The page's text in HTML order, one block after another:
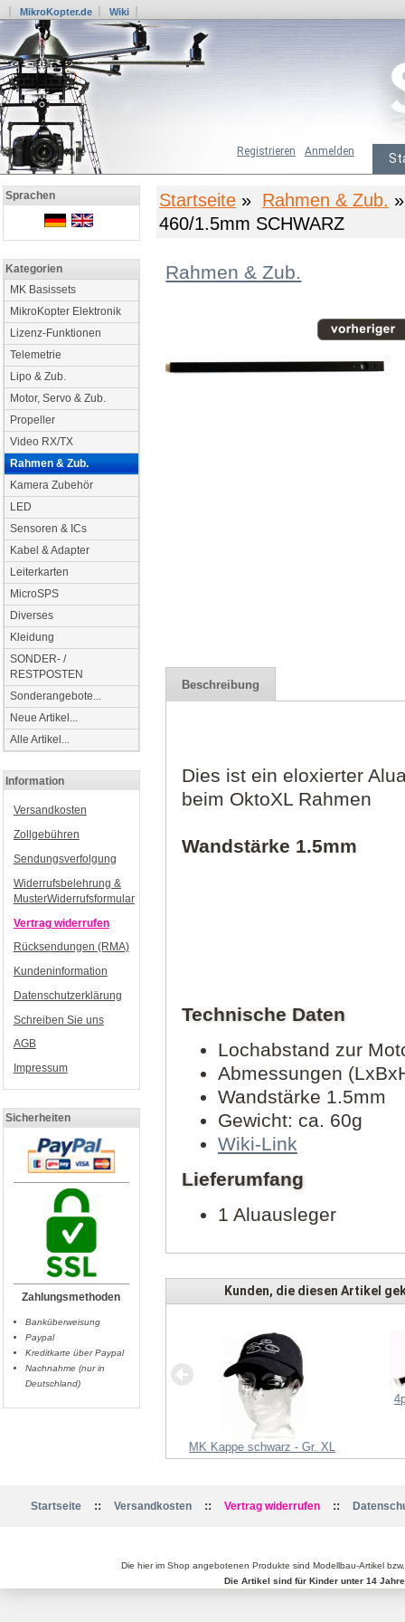
MikroKopter.de Wiki
Anmelden
Registrieren
Sprachen
Kategorien
MK Basissets
MikroKopter Elektronik
Lizenz-Funktionen
Telemetrie
Lipo & Zub.
Motor, Servo & Zub.
Propeller
Video RX/TX
Rahmen & Zub.
Kamera Zubehör
LED
Sensoren & ICs
Kabel & Adapter
Leiterkarten
MicroSPS
Diverses
Kleidung
SONDER- /
RESTPOSTEN
Sonderangebote...
Neue Artikel...
Alle Artikel...
Information
Versandkosten
Zollgebühren
Sendungsverfolgung
Widerrufsbelehrung &
MusterWiderrufsformular
Vertrag widerrufen
Rücksendungen (RMA)
Kundeninformation
Datenschutzerklärung
Schreiben Sie uns
AGB
Impressum
Sicherheiten
Zahlungsmethoden
Banküberweisung
Paypal
Kreditkarte über Paypal
Nachnahme (nur in
Deutschland)
Startseite » Rahmen & Zub.
460/1.5mm SCHWARZ
Rahmen & Zub.
Beschreibung
Dies ist ein eloxierter
beim OktoXL Rahmen
Wandstärke 1.5mm
Technische Daten
Lochabstand zur
Abmessungen
Wandstärke 1.5mm
Gewicht: ca. 60g
Wiki-Link
Lieferumfang
1 Aluausleger
Kunden, die diesen Artikel
EPP1345 NY
MK Kappe schwarz - Gr. XL
Startseite :: Versandkosten :: Vertrag widerrufen ::
Die hier im Shop angebotenen Produkte sind Modellbau-Artikel
Die Artikel sind für Kinder unter 14